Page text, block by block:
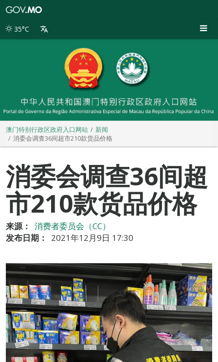
别
35°C
澳门特别行政区政府入口网站
新闻
消委会调查36间超市210款货品价格
消委会调查36间超
市210款货品价格
来源：
消费者委员会（CC）
发布日期：
2021年12月9日 17:30